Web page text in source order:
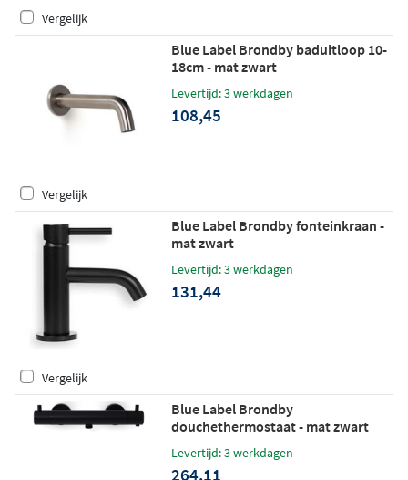
Vergelijk
Blue Label Brondby baduitloop 10-
18cm - mat zwart
Levertijd: 3 werkdagen
108,45
Vergelijk
Blue Label Brondby fonteinkraan -
mat zwart
Levertijd: 3 werkdagen
131,44
Vergelijk
Blue Label Brondby
douchethermostaat - mat zwart
Levertijd: 3 werkdagen
264,11